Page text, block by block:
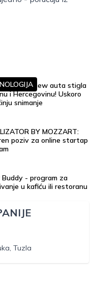
Street View auta stigla
i Hercegovinu! Uskoro
snimanje
BY MOZZART:
poziv za online startap
Buddy - program za
u kafiću ili restoranu
Tuzla